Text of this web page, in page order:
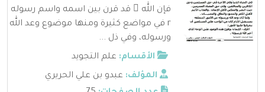
فإن الله  قد قرن بين اسمه واسم رسوله
r في مواضع كثيرة ومنها موضوع وعد الله
ورسوله، وفي ذل ...
الأقسام: علم التجويد
المؤلف: عبدو بن علي الحريري